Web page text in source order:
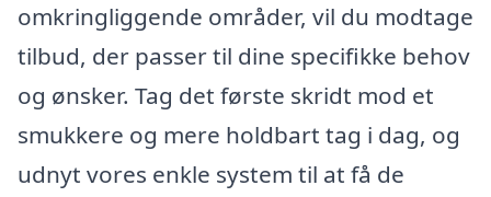
omkringliggende områder, vil du modtage
tilbud, der passer til dine specifikke behov
og ønsker. Tag det første skridt mod et
smukkere og mere holdbart tag i dag, og
udnyt vores enkle system til at få de